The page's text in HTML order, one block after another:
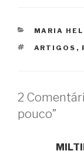
MARIA
TAGS
ARTIGOS ,
2
pouco”